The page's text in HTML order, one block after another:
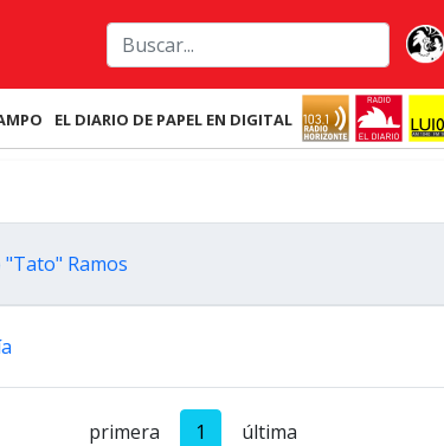
EL DIARIO DE PAPEL EN DIGITAL
Ramos
primera 1 última